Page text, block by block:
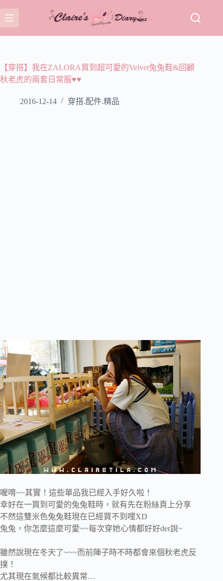
至
主
容【穿搭】我在ZALORA買到超可愛的Velvet兔兔鞋&回顧
秋老虎的兩套日常服♥♥
2016-12-14 穿搭.配件.精品
喔唷~~其實！這些單品我已經入手好久啦！
幸好在一買到可愛的兔兔鞋時，就有先在粉絲頁上分享
不然這雙米色兔兔鞋現在已經買不到哩XD
兔兔，你怎麼這麼可愛~~每次穿她心情都好好der說~
雖然說現在冬天了~~~而前陣子時不時都會來個秋老虎反
撲！
尤其現在氣候都比較異常…